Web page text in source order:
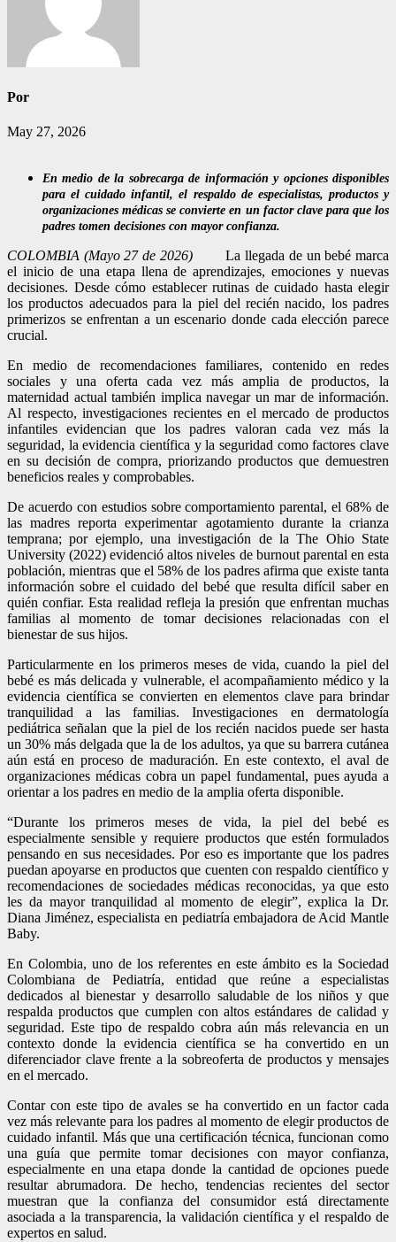
Por
May 27, 2026
En medio de la sobrecarga de información y opciones disponibles
para el cuidado infantil, el respaldo de especialistas, productos y
organizaciones médicas se convierte en un factor clave para que los
padres tomen decisiones con mayor confianza.
COLOMBIA (Mayo 27 de 2026)La llegada de un bebé marca
el inicio de una etapa llena de aprendizajes, emociones y nuevas
decisiones. Desde cómo establecer rutinas de cuidado hasta elegir
los productos adecuados para la piel del recién nacido, los padres
primerizos se enfrentan a un escenario donde cada elección parece
crucial.
En medio de recomendaciones familiares, contenido en redes
sociales y una oferta cada vez más amplia de productos, la
maternidad actual también implica navegar un mar de información.
Al respecto, investigaciones recientes en el mercado de productos
infantiles evidencian que los padres valoran cada vez más la
seguridad, la evidencia científica y la seguridad como factores clave
en su decisión de compra, priorizando productos que demuestren
beneficios reales y comprobables.
De acuerdo con estudios sobre comportamiento parental, el 68% de
las madres reporta experimentar agotamiento durante la crianza
temprana; por ejemplo, una investigación de la The Ohio State
University (2022) evidenció altos niveles de burnout parental en esta
población, mientras que el 58% de los padres afirma que existe tanta
información sobre el cuidado del bebé que resulta difícil saber en
quién confiar. Esta realidad refleja la presión que enfrentan muchas
familias al momento de tomar decisiones relacionadas con el
bienestar de sus hijos.
Particularmente en los primeros meses de vida, cuando la piel del
bebé es más delicada y vulnerable, el acompañamiento médico y la
evidencia científica se convierten en elementos clave para brindar
tranquilidad a las familias. Investigaciones en dermatología
pediátrica señalan que la piel de los recién nacidos puede ser hasta
un 30% más delgada que la de los adultos, ya que su barrera cutánea
aún está en proceso de maduración. En este contexto, el aval de
organizaciones médicas cobra un papel fundamental, pues ayuda a
orientar a los padres en medio de la amplia oferta disponible.
“Durante los primeros meses de vida, la piel del bebé es
especialmente sensible y requiere productos que estén formulados
pensando en sus necesidades. Por eso es importante que los padres
puedan apoyarse en productos que cuenten con respaldo científico y
recomendaciones de sociedades médicas reconocidas, ya que esto
les da mayor tranquilidad al momento de elegir”, explica la Dr.
Diana Jiménez, especialista en pediatría embajadora de Acid Mantle
Baby.
En Colombia, uno de los referentes en este ámbito es la Sociedad
Colombiana de Pediatría, entidad que reúne a especialistas
dedicados al bienestar y desarrollo saludable de los niños y que
respalda productos que cumplen con altos estándares de calidad y
seguridad. Este tipo de respaldo cobra aún más relevancia en un
contexto donde la evidencia científica se ha convertido en un
diferenciador clave frente a la sobreoferta de productos y mensajes
en el mercado.
Contar con este tipo de avales se ha convertido en un factor cada
vez más relevante para los padres al momento de elegir productos de
cuidado infantil. Más que una certificación técnica, funcionan como
una guía que permite tomar decisiones con mayor confianza,
especialmente en una etapa donde la cantidad de opciones puede
resultar abrumadora. De hecho, tendencias recientes del sector
muestran que la confianza del consumidor está directamente
asociada a la transparencia, la validación científica y el respaldo de
expertos en salud.